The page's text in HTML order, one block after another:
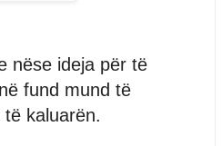
nëse ideja për të
fund mund të
kaluarën.